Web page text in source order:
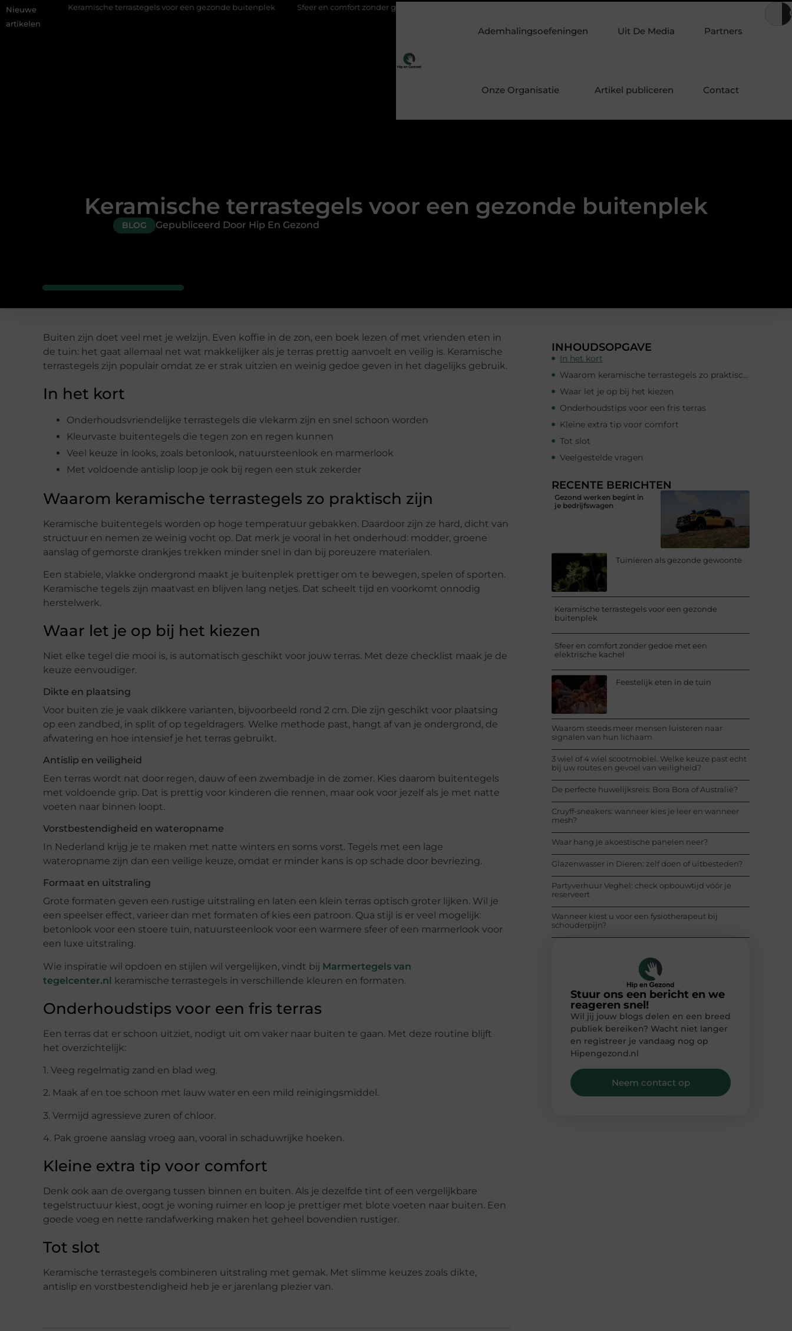
Nieuwe
artikelen
Keramische terrastegels voor een gezonde buitenplek Sfeer en comfort zonder gedoe met een elektrische kachel Waarom steeds meer mensen luisteren naar
Ademhalingsoefeningen Uit De Media Partners
Onze Organisatie Artikel publiceren Contact
Keramische terrastegels voor een gezonde buitenplek
BLOG Gepubliceerd Door Hip En Gezond
Buiten zijn doet veel met je welzijn. Even koffie in de zon, een boek lezen of met vrienden eten in
de tuin: het gaat allemaal net wat makkelijker als je terras prettig aanvoelt en veilig is. Keramische
terrastegels zijn populair omdat ze er strak uitzien en weinig gedoe geven in het dagelijks gebruik.
In het kort
Onderhoudsvriendelijke terrastegels die vlekarm zijn en snel schoon worden
Kleurvaste buitentegels die tegen zon en regen kunnen
Veel keuze in looks, zoals betonlook, natuursteenlook en marmerlook
Met voldoende antislip loop je ook bij regen een stuk zekerder
Waarom keramische terrastegels zo praktisch zijn
Keramische buitentegels worden op hoge temperatuur gebakken. Daardoor zijn ze hard, dicht van
structuur en nemen ze weinig vocht op. Dat merk je vooral in het onderhoud: modder, groene
aanslag of gemorste drankjes trekken minder snel in dan bij poreuzere materialen.
Een stabiele, vlakke ondergrond maakt je buitenplek prettiger om te bewegen, spelen of sporten.
Keramische tegels zijn maatvast en blijven lang netjes. Dat scheelt tijd en voorkomt onnodig
herstelwerk.
Waar let je op bij het kiezen
Niet elke tegel die mooi is, is automatisch geschikt voor jouw terras. Met deze checklist maak je de
keuze eenvoudiger.
Dikte en plaatsing
Voor buiten zie je vaak dikkere varianten, bijvoorbeeld rond 2 cm. Die zijn geschikt voor plaatsing
op een zandbed, in split of op tegeldragers. Welke methode past, hangt af van je ondergrond, de
afwatering en hoe intensief je het terras gebruikt.
Antislip en veiligheid
Een terras wordt nat door regen, dauw of een zwembadje in de zomer. Kies daarom buitentegels
met voldoende grip. Dat is prettig voor kinderen die rennen, maar ook voor jezelf als je met natte
voeten naar binnen loopt.
Vorstbestendigheid en wateropname
In Nederland krijg je te maken met natte winters en soms vorst. Tegels met een lage
wateropname zijn dan een veilige keuze, omdat er minder kans is op schade door bevriezing.
Formaat en uitstraling
Grote formaten geven een rustige uitstraling en laten een klein terras optisch groter lijken. Wil je
een speelser effect, varieer dan met formaten of kies een patroon. Qua stijl is er veel mogelijk:
betonlook voor een stoere tuin, natuursteenlook voor een warmere sfeer of een marmerlook voor
een luxe uitstraling.
Wie inspiratie wil opdoen en stijlen wil vergelijken, vindt bij Marmertegels van
tegelcenter.nl keramische terrastegels in verschillende kleuren en formaten.
Onderhoudstips voor een fris terras
Een terras dat er schoon uitziet, nodigt uit om vaker naar buiten te gaan. Met deze routine blijft
het overzichtelijk:
1. Veeg regelmatig zand en blad weg.
2. Maak af en toe schoon met lauw water en een mild reinigingsmiddel.
3. Vermijd agressieve zuren of chloor.
4. Pak groene aanslag vroeg aan, vooral in schaduwrijke hoeken.
Kleine extra tip voor comfort
Denk ook aan de overgang tussen binnen en buiten. Als je dezelfde tint of een vergelijkbare
tegelstructuur kiest, oogt je woning ruimer en loop je prettiger met blote voeten naar buiten. Een
goede voeg en nette randafwerking maken het geheel bovendien rustiger.
Tot slot
Keramische terrastegels combineren uitstraling met gemak. Met slimme keuzes zoals dikte,
antislip en vorstbestendigheid heb je er jarenlang plezier van.
INHOUDSOPGAVE
In het kort
Waarom keramische terrastegels zo praktisch zijn
Waar let je op bij het kiezen
Onderhoudstips voor een fris terras
Kleine extra tip voor comfort
Tot slot
Veelgestelde vragen
RECENTE BERICHTEN
Gezond werken begint in
je bedrijfswagen
Tuinieren als gezonde gewoonte
Keramische terrastegels voor een gezonde
buitenplek
Sfeer en comfort zonder gedoe met een
elektrische kachel
Feestelijk eten in de tuin
Waarom steeds meer mensen luisteren naar
signalen van hun lichaam
3 wiel of 4 wiel scootmobiel. Welke keuze past echt
bij uw routes en gevoel van veiligheid?
De perfecte huwelijksreis: Bora Bora of Australië?
Cruyff-sneakers: wanneer kies je leer en wanneer
mesh?
Waar hang je akoestische panelen neer?
Glazenwasser in Dieren: zelf doen of uitbesteden?
Partyverhuur Veghel: check opbouwtijd vóór je
reserveert
Wanneer kiest u voor een fysiotherapeut bij
schouderpijn?
Stuur ons een bericht en we
reageren snel!
Wil jij jouw blogs delen en een breed
publiek bereiken? Wacht niet langer
en registreer je vandaag nog op
Hipengezond.nl
Neem contact op